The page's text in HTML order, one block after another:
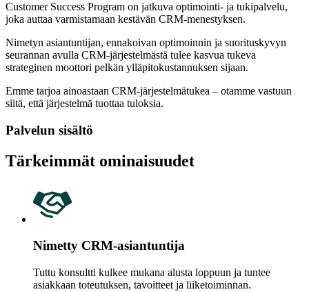
Customer Success Program on jatkuva optimointi- ja tukipalvelu,
joka auttaa varmistamaan kestävän CRM-menestyksen.
Nimetyn asiantuntijan, ennakoivan optimoinnin ja suorituskyvyn
seurannan avulla CRM-järjestelmästä tulee kasvua tukeva
strateginen moottori pelkän ylläpitokustannuksen sijaan.
Emme tarjoa ainoastaan CRM-järjestelmätukea – otamme vastuun
siitä, että järjestelmä tuottaa tuloksia.
Palvelun sisältö
Tärkeimmät ominaisuudet
Nimetty CRM-asiantuntija
Tuttu konsultti kulkee mukana alusta loppuun ja tuntee
asiakkaan toteutuksen, tavoitteet ja liiketoiminnan.